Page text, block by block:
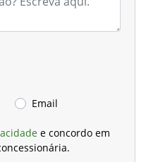
Email
e concordo em